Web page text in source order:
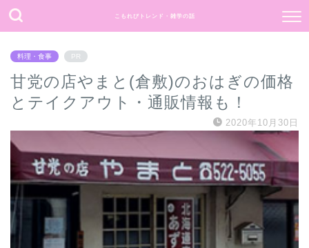
こもれびトレンド・雑学の話
料理・食事 PR
甘党の店やまと(倉敷)のおはぎの価格
とテイクアウト・通販情報も！
2020年10月30日